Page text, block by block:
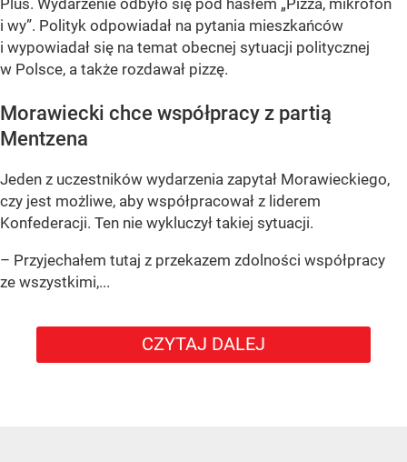
i wy”. Polityk odpowiadał na pytania mieszkańców
i wypowiadał się na temat obecnej sytuacji politycznej
w Polsce, a także rozdawał pizzę.
Morawiecki chce współpracy z partią
Mentzena
Jeden z uczestników wydarzenia zapytał Morawieckiego,
czy jest możliwe, aby współpracował z liderem
Konfederacji. Ten nie wykluczył takiej sytuacji.
– Przyjechałem tutaj z przekazem zdolności współpracy
ze wszystkimi,...
CZYTAJ DALEJ